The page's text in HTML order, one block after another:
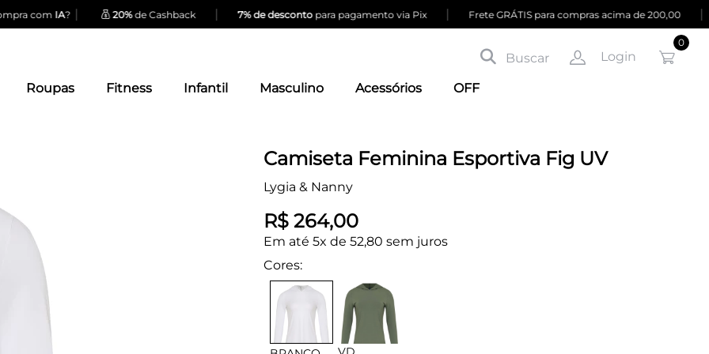
comIA ? | 20%de Cashback 7% de descontopara pagamento via Pix Frete GRÁTIS para compras acima de 200,00
Buscar Login
0
Roupas Fitness Infantil Masculino Acessórios OFF
Camiseta Feminina Esportiva Fig UV
Lygia & Nanny
R$ 264,00
Em até 5x de 52,80 sem juros
Cores: